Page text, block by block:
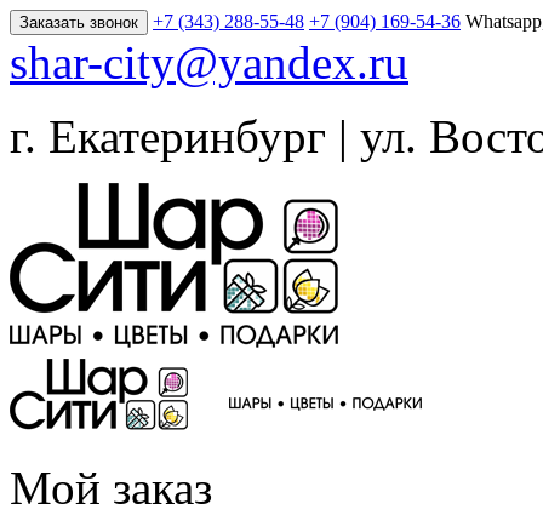
Заказать звонок +7 (343) 288-55-48 +7 (904) 169-54-36
shar-city@yandex.ru
г. Екатеринбург | ул.
Мой заказ